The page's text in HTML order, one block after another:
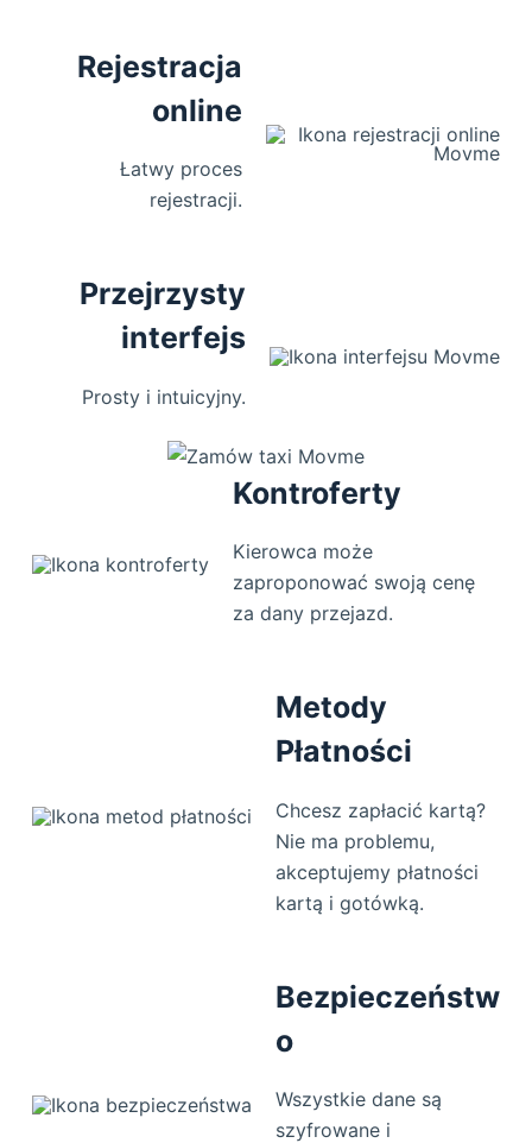
Rejestracja
online
Łatwy proces
rejestracji.
Przejrzysty
interfejs
Prosty i intuicyjny.
Kontroferty
Kierowca może
zaproponować swoją cenę
za dany przejazd.
Metody
Płatności
Chcesz zapłacić kartą?
Nie ma problemu,
akceptujemy płatności
kartą i gotówką.
Bezpieczeństw
o
Wszystkie dane są
szyfrowane i